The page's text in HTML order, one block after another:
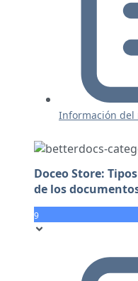
Información del
Doceo Store:
de los
9